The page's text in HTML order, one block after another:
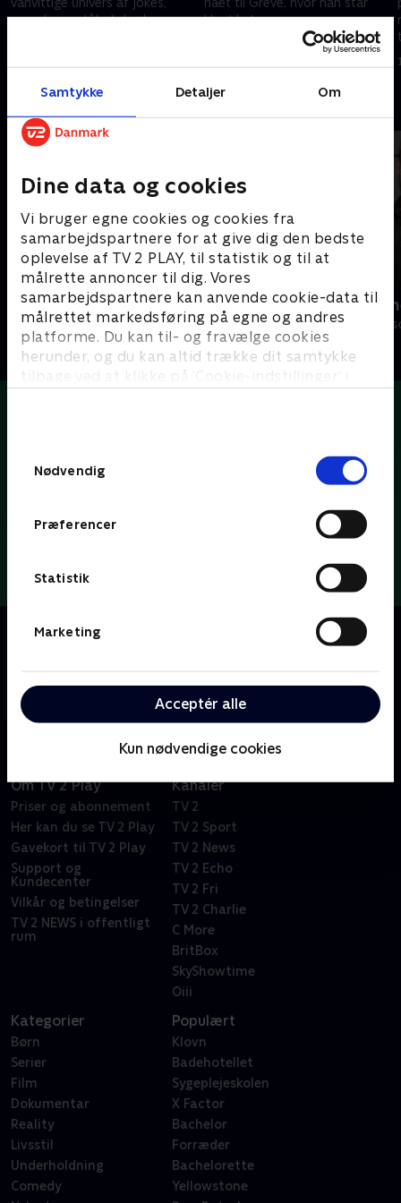
Samtykke Detaljer Om
Dine data og cookies
Vi bruger egne cookies og cookies fra
samarbejdspartnere for at give dig den bedste
oplevelse af TV 2 PLAY, til statistik og til at
målrette annoncer til dig. Vores
samarbejdspartnere kan anvende cookie-data til
målrettet markedsføring på egne og andres
platforme. Du kan til- og fravælge cookies
herunder, og du kan altid trække dit samtykke
tilbage ved at klikke på ’Cookie-indstillinger’ i
Nødvendig
Præferencer
Statistik
Marketing
Acceptér alle
Kun nødvendige cookies
parodier og tåbeligheder -
fra Esbjerg.
klar til at servere ugens
sjoveste klip og tåbeligste tv-
Andre så også
Verdensmænd
Comedy • 5 sæsoner
Nørgaards
Comedy • 2
Om Dybvaaaaad
tilrettelæggere og tv-personligheder.
Om TV 2 Play
Priser og abonnement
Her kan du se TV 2 Play
Gavekort til TV 2 Play
Support og
Kundecenter
Vilkår og betingelser
TV 2 NEWS i offentligt
rum
Kanaler
TV 2
TV 2 Sport
TV 2 News
TV 2 Echo
TV 2 Fri
TV 2 Charlie
C More
BritBox
SkyShowtime
Oiii
Kategorier
Børn
Serier
Film
Dokumentar
Reality
Livsstil
Underholdning
Comedy
Populært
Klovn
Badehotellet
Sygeplejeskolen
X Factor
Bachelor
Forræder
Bachelorette
Yellowstone